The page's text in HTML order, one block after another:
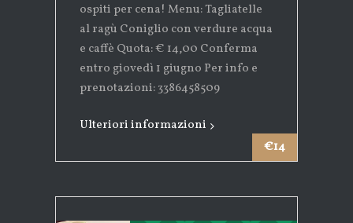
€14
ospiti per cena! Menu: Tagliatelle
al ragù Coniglio con verdure acqua
e caffè Quota: € 14,00 Conferma
entro giovedì 1 giugno Per info e
prenotazioni: 3386458509
Ulteriori informazioni